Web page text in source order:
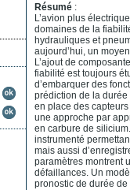
Résumé :
L’avion plus
domaines de la
hydrauliques et
aujourd’hui, un
L’ajout de
fiabilité est toujours
d’embarquer des
prédiction de la
en place des
une approche par
en carbure de
instrumenté
mais aussi
paramètres montrent
défaillances. Un
pronostic de durée de